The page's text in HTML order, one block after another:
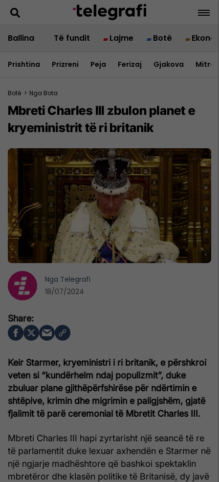
Ballina Të fundit Lajme Botë
Prishtina Prizreni Peja Ferizaj Gjakova
Botë > Nga Bota
Mbreti Charles III zbulon planet e
kryeministrit të ri britanik
Keir Starmer, kryeministri i ri britanik, e përshkroi
veten si “kundërhelm ndaj populizmit”, duke
zbuluar plane gjithëpërfshirëse për ndërtimin e
shtëpive, krimin dhe migrimin e paligjshëm, gjatë
fjalimit të parë ceremonial të Mbretit Charles III.
Mbreti Charles III hapi zyrtarisht një seancë të re
të parlamentit duke lexuar axhendën e Starmer në
një ngjarje madhështore që bashkoi spektaklin
mbretëror dhe klasën politike të Britanisë, dy javë
Nga Telegrafi
18/07/2024